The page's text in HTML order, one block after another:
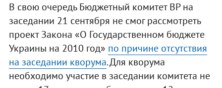
В свою очередь Бюджетный комитет ВР на
заседании 21 сентября не смог рассмотреть
проект Закона «О Государственном бюджете
Украины на 2010 год» по причине отсутствия
на заседании кворума. Для кворума
необходимо участие в заседании комитета не